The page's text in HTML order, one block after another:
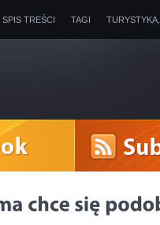
SPIS TREŚCI TAGI